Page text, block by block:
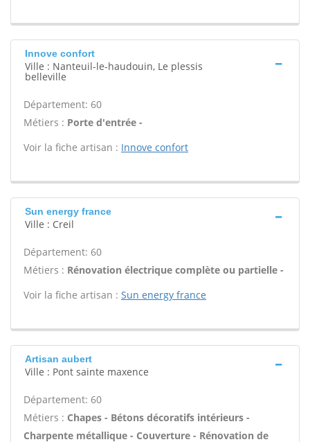
Innove confort
Ville : Nanteuil-le-haudouin, Le plessis
belleville
Département: 60
Métiers : Porte d'entrée -
Voir la fiche artisan : Innove confort
Sun energy france
Ville : Creil
Département: 60
Métiers : Rénovation électrique complète ou partielle -
Voir la fiche artisan : Sun energy france
Artisan aubert
Ville : Pont sainte maxence
Département: 60
Métiers : Chapes - Bétons décoratifs intérieurs -
Charpente métallique - Couverture - Rénovation de